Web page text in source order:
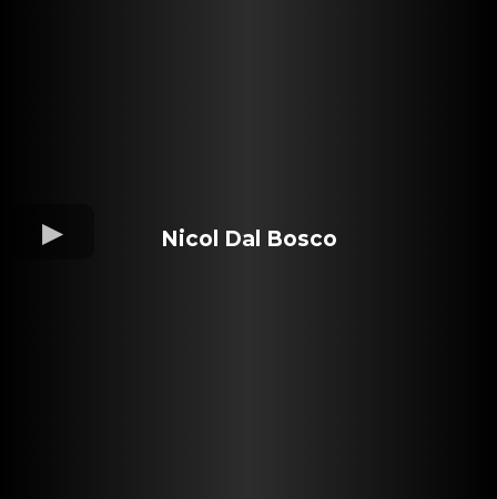
Nicol Dal Bosco